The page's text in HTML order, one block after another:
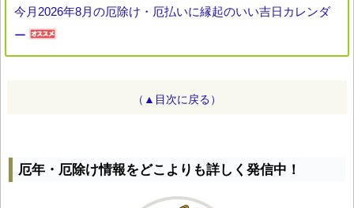
今月2026年8月の厄除け・厄払いに縁起のいい吉日カレンダ
ー
（▲目次に戻る）
厄年・厄除け情報をどこよりも詳しく発信中！